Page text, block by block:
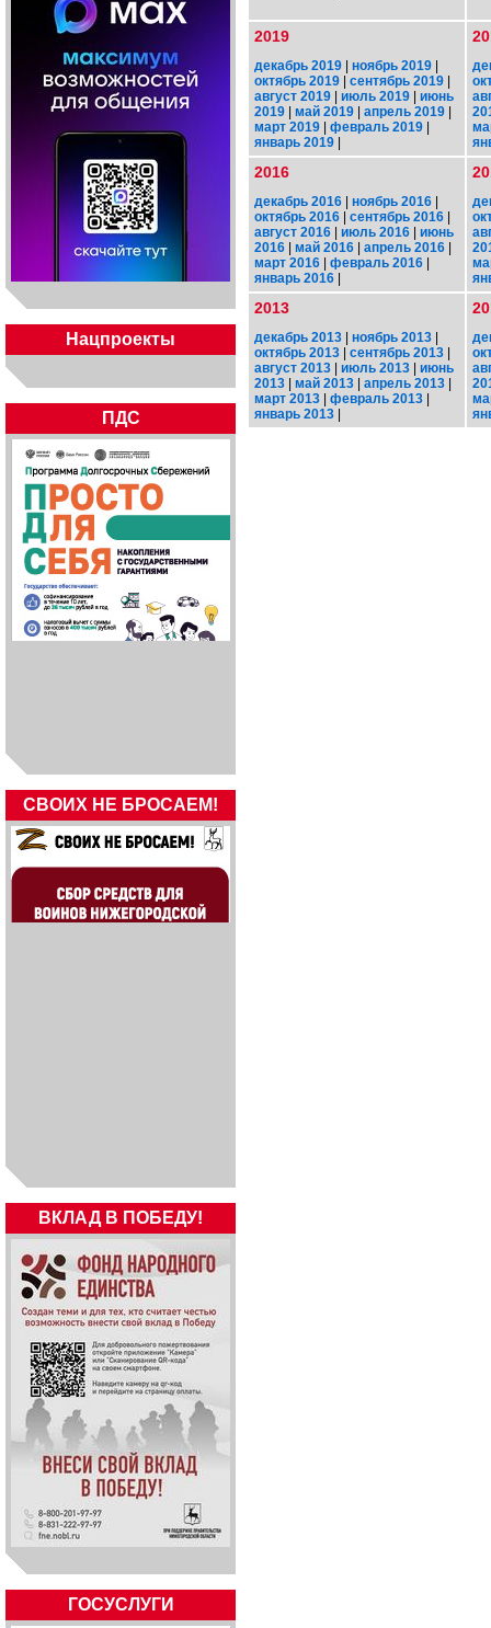
Нацпроекты
ПДС
СВОИХ НЕ БРОСАЕМ!
ВКЛАД В ПОБЕДУ!
ГОСУСЛУГИ
2019
декабрь 2019 | ноябрь 2019 |
октябрь 2019 | сентябрь 2019 |
август 2019 | июль 2019 | июнь
2019 | май 2019 | апрель 2019 |
март 2019 | февраль 2019 |
январь 2019 |
2016
декабрь 2016 | ноябрь 2016 |
октябрь 2016 | сентябрь 2016 |
август 2016 | июль 2016 | июнь
2016 | май 2016 | апрель 2016 |
март 2016 | февраль 2016 |
январь 2016 |
2013
декабрь 2013 | ноябрь 2013 |
октябрь 2013 | сентябрь 2013 |
август 2013 | июль 2013 | июнь
2013 | май 2013 | апрель 2013 |
март 2013 | февраль 2013 |
январь 2013 |